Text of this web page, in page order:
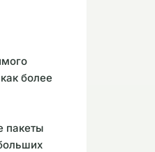
более
пакеты